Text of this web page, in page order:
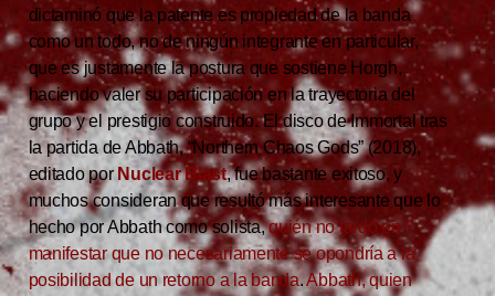
dictaminó que la patente es propiedad de la banda
como un todo, no de ningún integrante en particular,
que es justamente la postura que sostiene Horgh,
haciendo valer su participación en la trayectoria del
grupo y el prestigio construido. El disco de Immortal tras
la partida de Abbath, “Northern Chaos Gods” (2018),
editado porNuclear Blast, fue bastante exitoso, y
muchos consideran que resultó más interesante que lo
hecho por Abbath como solista,quién no tardó en
manifestar que no necesariamente se opondría a la
posibilidad de un retorno a la banda.Abbath, quien